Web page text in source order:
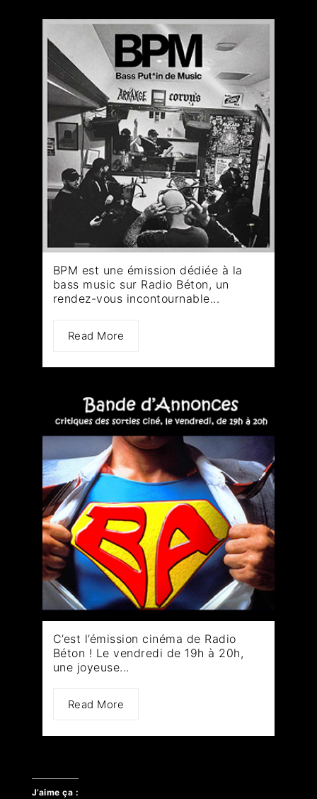
BPM est une émission dédiée à la
bass music sur Radio Béton, un
rendez-vous incontournable...
Read More
C’est l’émission cinéma de Radio
Béton ! Le vendredi de 19h à 20h,
une joyeuse...
Read More
J’aime ça :